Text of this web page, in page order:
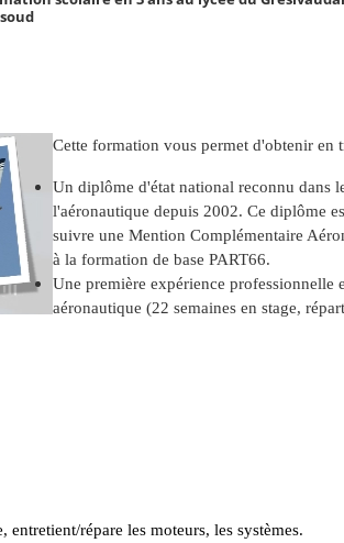
Cette formation vous permet d'obtenir en
Un diplôme d'état national reconnu dans
l'aéronautique depuis 2002. Ce diplôme
suivre une Mention Complémentaire
à la formation de base PART66.
Une première expérience professionnelle
aéronautique (22 semaines en stage,
entretient/répare les moteurs, les systèmes.